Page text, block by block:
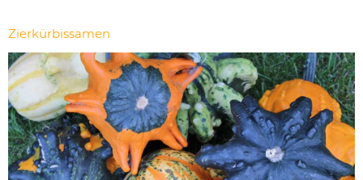
Zierkürbissamen